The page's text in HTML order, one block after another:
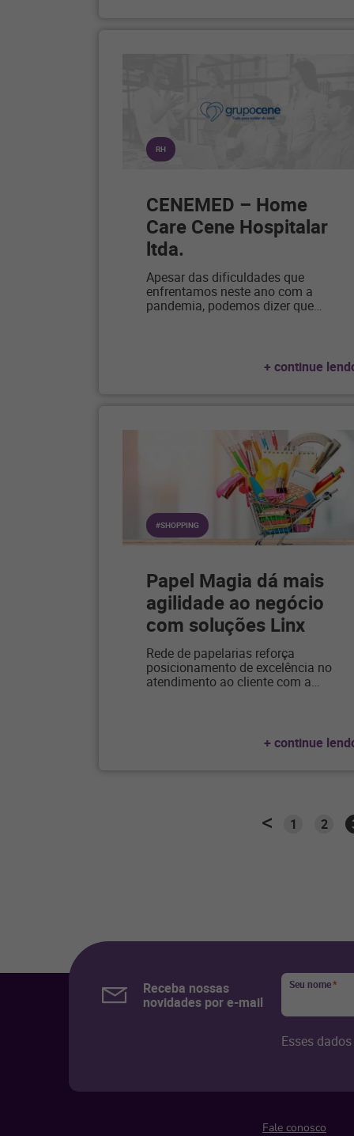
RH
CENEMED – Home
Care Cene Hospitalar
ltda.
Apesar das dificuldades que
enfrentamos neste ano com a
pandemia, podemos dizer que…
+ continue
#SHOPPING
Papel Magia dá mais
agilidade ao negócio
com soluções Linx
Rede de papelarias reforça
posicionamento de excelência no
atendimento ao cliente com a…
+ continue
1 2
Receba nossas
novidades por e-mail
Seu nome*
Esses
Fale conosco